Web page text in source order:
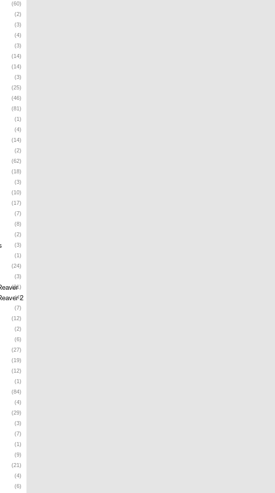
(60)
(2)
(3)
(4)
(3)
(14)
(14)
(3)
(25)
(46)
(81)
(1)
(4)
(14)
(2)
(62)
(18)
(3)
(10)
(17)
(7)
(8)
(2)
(3)
(1)
(24)
(3)
(21)
2
(4)
(7)
(12)
(2)
(6)
(27)
(19)
(12)
(1)
(84)
(4)
(29)
(3)
(7)
(1)
(9)
(21)
(4)
(6)